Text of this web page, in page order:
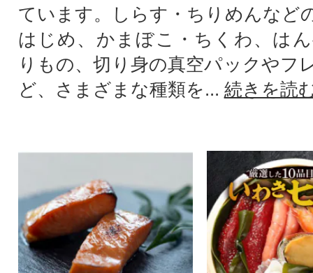
ています。しらす・ちりめんなど
はじめ、かまぼこ・ちくわ、は
りもの、切り身の真空パックやフ
ど、さまざまな種類を... 続きを読